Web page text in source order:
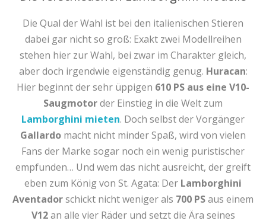
Die Qual der Wahl ist bei den italienischen Stieren
dabei gar nicht so groß: Exakt zwei Modellreihen
stehen hier zur Wahl, bei zwar im Charakter gleich,
aber doch irgendwie eigenständig genug. Huracan:
Hier beginnt der sehr üppigen 610 PS aus eine V10-
Saugmotorder Einstieg in die Welt zum
Lamborghini mieten. Doch selbst der Vorgänger
Gallardo macht nicht minder Spaß, wird von vielen
Fans der Marke sogar noch ein wenig puristischer
empfunden… Und wem das nicht ausreicht, der greift
eben zum König von St. Agata: Der Lamborghini
Aventadorschickt nicht weniger als 700 PSaus einem
V12an alle vier Räder und setzt die Ära seines